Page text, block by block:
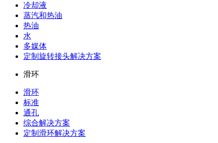
冷却液
蒸汽和热油
热油
水
多媒体
定制旋转接头解决方案
滑环
滑环
标准
通孔
综合解决方案
定制滑环解决方案